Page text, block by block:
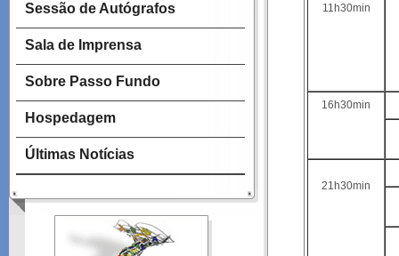
Sessão de Autógrafos
Sala de Imprensa
Sobre Passo Fundo
Hospedagem
Últimas Notícias
11h30min
16h30min
21h30min